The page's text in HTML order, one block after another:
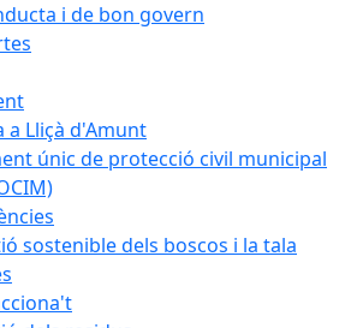
i de bon govern
a Lliçà d'Amunt
únic de protecció civil municipal
sostenible dels boscos i la tala